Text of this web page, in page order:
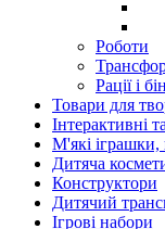
Роботи
Рації і
Товари для
Інтерактивні
М'які іграшки,
Дитяча
Конструктори
Дитячий
Ігрові набори